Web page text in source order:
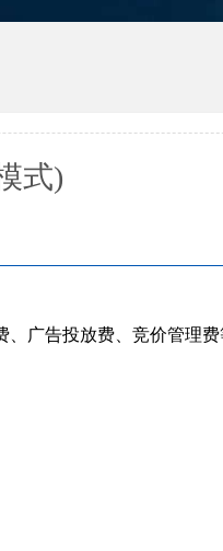
式)
广告投放费、竞价管理